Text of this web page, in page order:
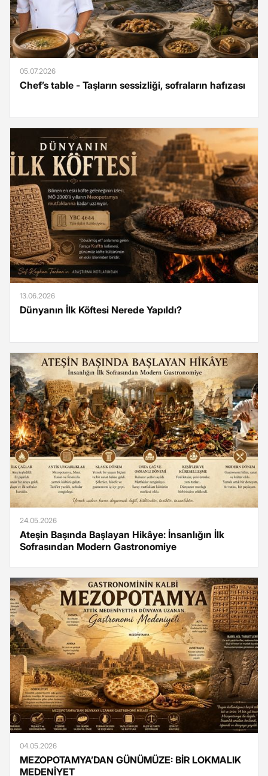
05.07.2026
Chef’s table - Taşların sessizliği, sofraların hafızası
13.06.2026
Dünyanın İlk Köftesi Nerede Yapıldı?
24.05.2026
Ateşin Başında Başlayan Hikâye: İnsanlığın İlk
Sofrasından Modern Gastronomiye
04.05.2026
MEZOPOTAMYA’DAN GÜNÜMÜZE: BİR LOKMALIK
MEDENİYET